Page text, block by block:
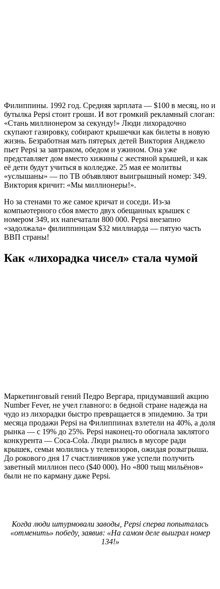
Филиппины. 1992 год. Средняя зарплата — $100 в месяц, но и
бутылка Pepsi стоит гроши. И вот громкий рекламный слоган:
«Стань миллионером за секунду!» Люди лихорадочно
скупают газировку, собирают крышечки как билеты в новую
жизнь. Безработная мать пятерых детей Виктория Анджело
пьет Pepsi за завтраком, обедом и ужином. Она уже
представляет дом вместо хижины с жестяной крышей, и как
её дети будут учиться в колледже. 25 мая ее молитвы
«услышаны» — по ТВ объявляют выигрышный номер: 349.
Виктория кричит: «Мы миллионеры!».
Но за стенами то же самое кричат и соседи. Из-за
компьютерного сбоя вместо двух обещанных крышек с
номером 349, их напечатали 800 000. Pepsi внезапно
«задолжала» филиппинцам $32 миллиарда — пятую часть
ВВП страны!
Как «лихорадка чисел» стала чумой
Маркетинговый гений Педро Вергара, придумавший акцию
Number Fever, не учел главного: в бедной стране надежда на
чудо из лихорадки быстро превращается в эпидемию. За три
месяца продажи Pepsi на Филиппинах взлетели на 40%, а доля
рынка — с 19% до 25%. Pepsi наконец-то обогнала заклятого
конкурента — Coca-Cola. Люди рылись в мусоре ради
крышек, семьи молились у телевизоров, ожидая розыгрыша.
До рокового дня 17 счастливчиков уже успели получить
заветный миллион песо ($40 000). Но «800 тыщ мильёнов»
были не по карману даже Pepsi.
Когда люди штурмовали заводы, Pepsi сперва попыталась
«отменить» победу, заявив: «На самом деле выиграл номер
134!»